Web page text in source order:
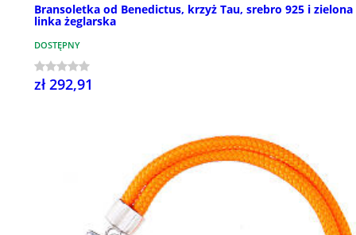
Bransoletka od Benedictus, krzyż Tau, srebro 925 i zielona
linka żeglarska
DOSTĘPNY
zł 292,91